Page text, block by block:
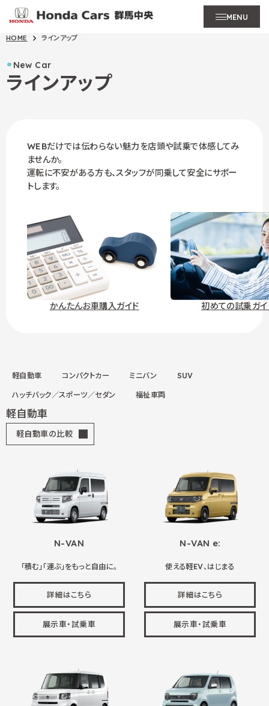
MENU
HOME ラインアップ
New Car
ラインアップ
WEBだけでは伝わらない魅力を店頭や試乗で体感してみ
ませんか。
運転に不安がある方も、スタッフが同乗して安全にサポー
トします。
かんたんお車購入ガイド 初めての試乗ガイ
軽自動車 コンパクトカー ミニバン SUV
ハッチバック／スポーツ／セダン 福祉車両
軽自動車
軽自動車の比較
N-VAN
「積む」「運ぶ」をもっと自由に。
詳細はこちら
展示車・試乗車
N-VAN e:
使える軽EV、はじまる
詳細はこちら
展示車・試乗車